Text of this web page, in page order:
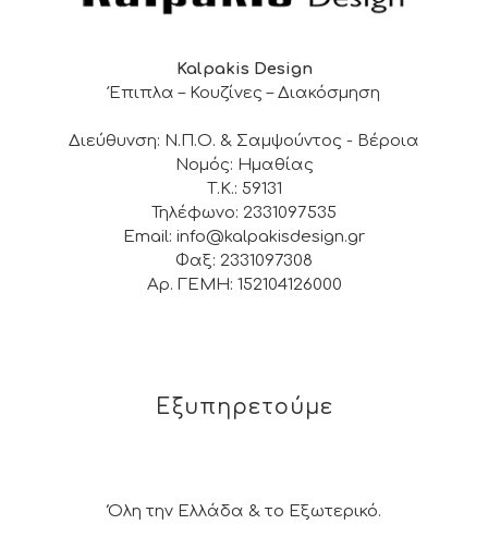
Kalpakis Design
Έπιπλα – Κουζίνες – Διακόσμηση
Διεύθυνση: Ν.Π.Ο. & Σαμψούντος - Βέροια
Νομός: Ημαθίας
Τ.Κ.: 59131
Τηλέφωνο: 2331097535
Email: info@kalpakisdesign.gr
Φαξ: 2331097308
Αρ. ΓΕΜΗ: 152104126000
Εξυπηρετούμε
Όλη την Ελλάδα & το Εξωτερικό.